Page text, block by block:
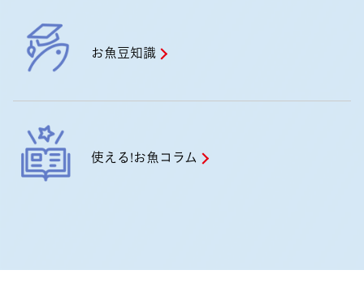
お魚豆知識
使える!お魚コラム